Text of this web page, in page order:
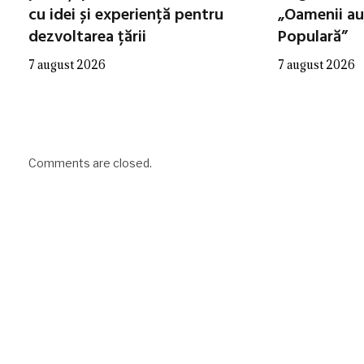
cu idei și experiență pentru
dezvoltarea țării
7 august 2026
„Oamenii
Populară”
7 august 2026
Comments are closed.